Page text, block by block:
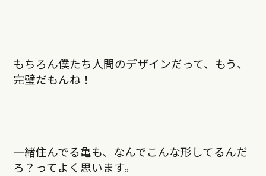
もちろん僕たち人間のデザインだって、もう、
完璧だもんね！
一緒住んでる亀も、なんでこんな形してるんだ
ろ？ってよく思います。